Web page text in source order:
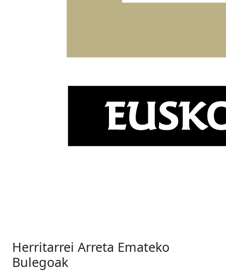
Herritarrei Arreta Emateko
Bulegoak